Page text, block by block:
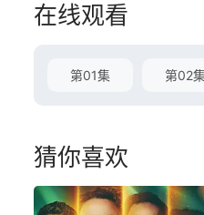
在线观看
第01集 第02
猜你喜欢